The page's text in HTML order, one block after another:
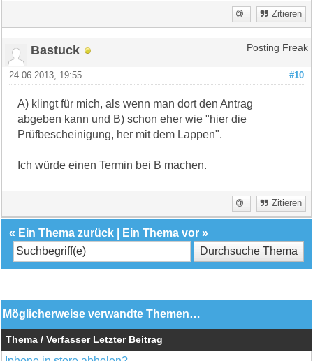
Zitieren
Bastuck Posting Freak
#10
24.06.2013, 19:55
A) klingt für mich, als wenn man dort den Antrag
abgeben kann und B) schon eher wie "hier die
Prüfbescheinigung, her mit dem Lappen".
Ich würde einen Termin bei B machen.
Zitieren
« Ein Thema zurück Ein Thema vor »
Möglicherweise verwandte Themen…
Thema / Verfasser Letzter Beitrag